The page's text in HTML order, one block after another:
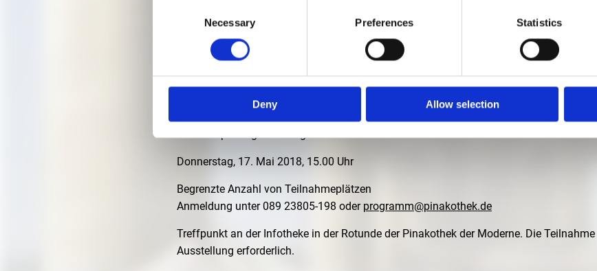
Necessary Preferences Statistics
Deny Allow selection
WOHNUNGEN!"
17. MAI 2018, 15.00 UHR
Kunstzeit | Rundgang mit anschließender Caférunde für Menschen mit Demenz und
deutschsprachige Führung mit Jessica Krämer
Donnerstag, 17. Mai 2018, 15.00 Uhr
Begrenzte Anzahl von Teilnahmeplätzen
Anmeldung unter 089 23805-198 oder programm@pinakothek.de
Treffpunkt an der Infotheke in der Rotunde der Pinakothek der Moderne. Die
Ausstellung erforderlich.